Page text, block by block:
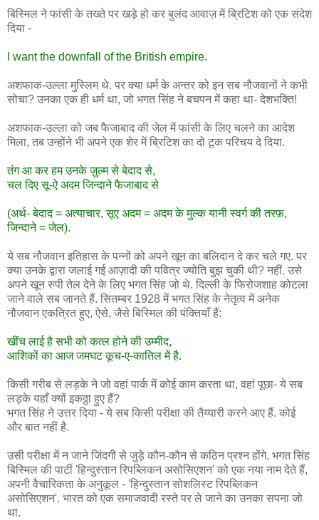
बिस्मिल ने फांसी के तख्ते पर खड़े हो कर बुलंद आवाज़ में ब्रिटिश को एक संदेश
दिया -
I want the downfall of the British empire.
अशफाक-उल्ला मुस्लिम थे. पर क्या धर्म के अन्तर को इन सब नौजवानों ने कभी
सोचा? उनका एक ही धर्म था, जो भगत सिंह ने बचपन में कहा था- देशभक्ति!
अशफाक-उल्ला को जब फैजाबाद की जेल में फांसी के लिए चलने का आदेश
मिला, तब उन्होंने भी अपने एक शेर में ब्रिटिश का दो टूक परिचय दे दिया.
तंग आ कर हम उनके ज़ुल्म से बेदाद से,
चल दिए सू-ऐ अदम जिन्दाने फैजाबाद से
(अर्थ- बेदाद = अत्याचार, सूए अदम = अदम के मुल्क यानी स्वर्ग की तरफ़,
जिन्दाने = जेल).
ये सब नौजवान इतिहास के पन्नों को अपने खून का बलिदान दे कर चले गए. पर
क्या उनके द्वारा जलाई गई आज़ादी की पवित्र ज्योति बुझ चुकी थी? नहीं. उसे
अपने खून रुपी तेल देने के लिए भगत सिंह जो थे. दिल्ली के फिरोजशाह कोटला
जाने वाले सब जानते हैं. सितम्बर 1928 में भगत सिंह के नेतृत्व में अनेक
नौजवान एकत्रित हुए, ऐसे, जैसे बिस्मिल की पंक्तियाँ हैं:
खींच लाई है सभी को कत्ल होने की उम्मीद,
आशिकों का आज जमघट कूच-ए-कातिल में है.
किसी गरीब से लड़के ने जो वहां पार्क में कोई काम करता था, वहां पूछा- ये सब
लड़के यहाँ क्यों इकठ्ठा हुए हैं?
भगत सिंह ने उत्तर दिया - ये सब किसी परीक्षा की तैय्यारी करने आए हैं. कोई
और बात नहीं है.
उसी परीक्षा में न जाने जिंदगी से जुड़े कौन-कौन से कठिन प्रश्न होंगे. भगत सिंह
बिस्मिल की पार्टी 'हिन्दुस्तान रिपब्लिकन असोसिएशन' को एक नया नाम देते हैं,
अपनी वैचारिकता के अनुकूल - 'हिन्दुस्तान सोशलिस्ट रिपब्लिकन
असोसिएशन'. भारत को एक समाजवादी रस्ते पर ले जाने का उनका सपना जो
था.